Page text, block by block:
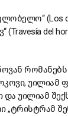
(Los
del
უილიამ